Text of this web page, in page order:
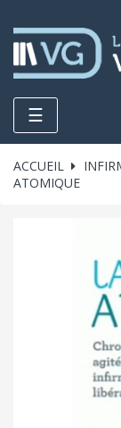
Toggle
navigation
☰
ACCUEIL
ATOMIQUE